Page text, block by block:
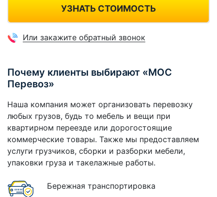
УЗНАТЬ СТОИМОСТЬ
Или закажите обратный звонок
Почему клиенты выбирают «МОС
Перевоз»
Наша компания может организовать перевозку
любых грузов, будь то мебель и вещи при
квартирном переезде или дорогостоящие
коммерческие товары. Также мы предоставляем
услуги грузчиков, сборки и разборки мебели,
упаковки груза и такелажные работы.
Бережная транспортировка